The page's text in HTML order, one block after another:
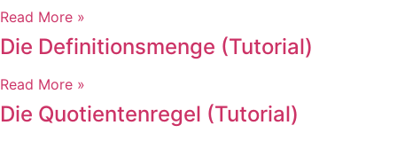
Read More »
Die Definitionsmenge (Tutorial)
Read More »
Die Quotientenregel (Tutorial)